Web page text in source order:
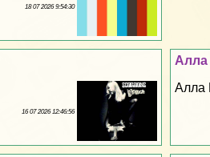
18 07 2026 9:54:30
Алла
Алла
16 07 2026 12:46:56